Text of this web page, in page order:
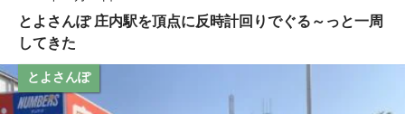
とよさんぽ 庄内駅を頂点に反時計回りでぐる～っと一周
してきた
とよさんぽ